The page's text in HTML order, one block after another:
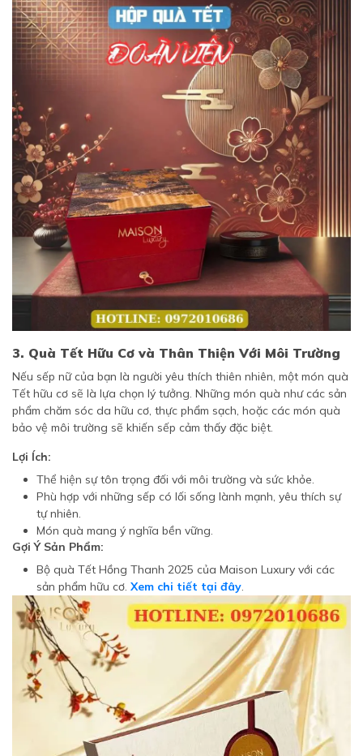
3. Quà Tết Hữu Cơ và Thân Thiện Với Môi Trường
Nếu sếp nữ của bạn là người yêu thích thiên nhiên, một món quà
Tết hữu cơ sẽ là lựa chọn lý tưởng. Những món quà như các sản
phẩm chăm sóc da hữu cơ, thực phẩm sạch, hoặc các món quà
bảo vệ môi trường sẽ khiến sếp cảm thấy đặc biệt.
Lợi Ích:
Thể hiện sự tôn trọng đối với môi trường và sức khỏe.
Phù hợp với những sếp có lối sống lành mạnh, yêu thích sự
tự nhiên.
Món quà mang ý nghĩa bền vững.
Gợi Ý Sản Phẩm:
Bộ quà Tết Hồng Thanh 2025 của Maison Luxury với các
sản phẩm hữu cơ. Xem chi tiết tại đây.